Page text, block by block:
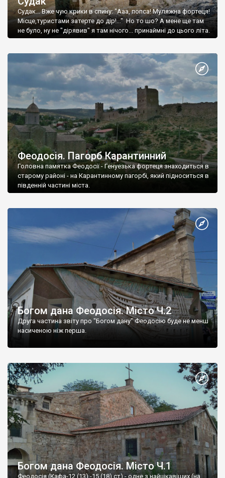
Судак... Вже чую крики в спину: "Ааа, попса! Муляжна фортеця!
Місце,туристами затерте до дір!..." Но то шо? А мене ще там
не було, ну не "дірявив" я там нічого... принаймні до цього літа.
Феодосія. Пагорб Карантинний
Головна памятка Феодосії - Генуезька фортеця знаходиться в
старому районі - на Карантинному пагорбі, який підноситься в
південній частині міста.
Богом дана Феодосія. Місто Ч.2
Друга частина звіту про "Богом дану" Феодосію буде не менш
насиченою ніж перша.
Богом дана Феодосія. Місто Ч.1
Феодосія (Кафа-12 (13) -15 (18) ст) - одне з найцікавіших (на